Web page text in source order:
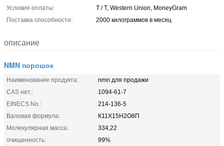
Условия оплаты:
T / T, Western Union, MoneyGram
Поставка способности:
2000 килограммов в месяц
описание
NMN порошок
Наименование продукта:
nmn для продажи
CAS нет.:
1094-61-7
EINECS No.:
214-136-5
Валовая формула:
К11Х15Н2О8П
Молекулярная масса:
334,22
очищенность:
99%